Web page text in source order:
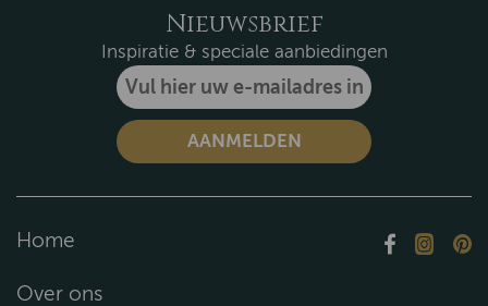
Nieuwsbrief
Inspiratie & speciale aanbiedingen
Home
Over ons